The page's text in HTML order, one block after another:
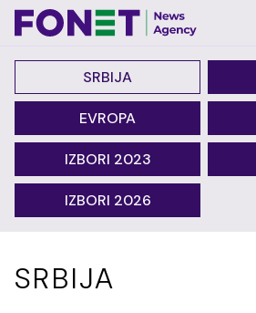
SRBIJA
EVROPA
IZBORI 2023
IZBORI 2026
SRBIJA